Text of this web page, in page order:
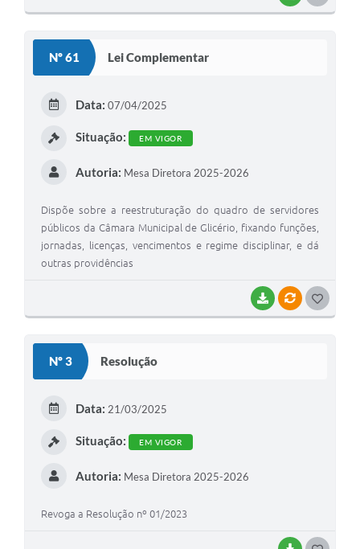
Nº 61 Lei Complementar
BAIXARVÍNCULOS
Data: 07/04/2025
Situação: EM VIGOR
Autoria: Mesa Diretora 2025-2026
Dispõe sobre a reestruturação do quadro de servidores
públicos da Câmara Municipal de Glicério, fixando funções,
jornadas, licenças, vencimentos e regime disciplinar, e dá
outras providências
Nº 3 Resolução
Data: 21/03/2025
Situação: EM VIGOR
Autoria: Mesa Diretora 2025-2026
Revoga a Resolução nº 01/2023